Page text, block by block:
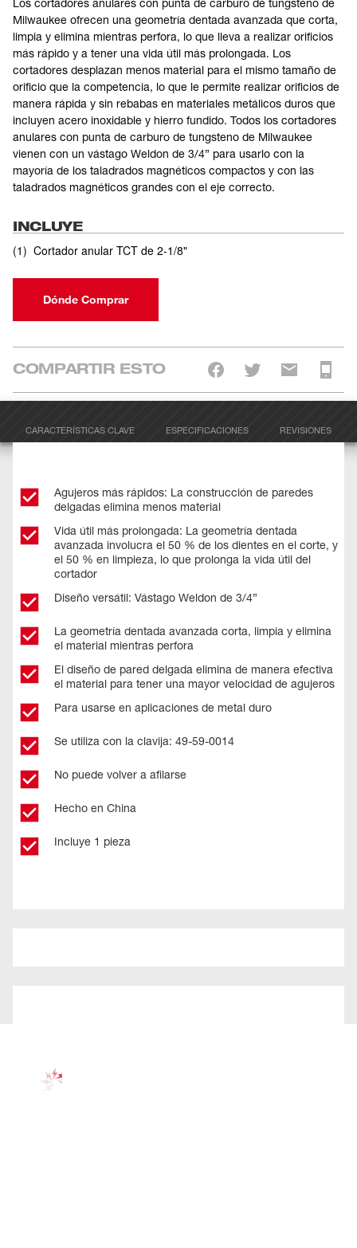
Los cortadores anulares con punta de carburo de tungsteno de
Milwaukee ofrecen una geometría dentada avanzada que corta,
limpia y elimina mientras perfora, lo que lleva a realizar orificios
más rápido y a tener una vida útil más prolongada. Los
cortadores desplazan menos material para el mismo tamaño de
orificio que la competencia, lo que le permite realizar orificios de
manera rápida y sin rebabas en materiales metálicos duros que
incluyen acero inoxidable y hierro fundido. Todos los cortadores
anulares con punta de carburo de tungsteno de Milwaukee
vienen con un vástago Weldon de 3/4” para usarlo con la
mayoría de los taladrados magnéticos compactos y con las
taladrados magnéticos grandes con el eje correcto.
INCLUYE
(1) Cortador anular TCT de 2-1/8"
Dónde Comprar
COMPARTIR ESTO
CARACTERÍSTICAS CLAVE ESPECIFICACIONES REVISIONES
Agujeros más rápidos: La construcción de paredes
delgadas elimina menos material
Vida útil más prolongada: La geometría dentada
avanzada involucra el 50 % de los dientes en el corte, y
el 50 % en limpieza, lo que prolonga la vida útil del
cortador
Diseño versátil: Vástago Weldon de 3/4”
La geometría dentada avanzada corta, limpia y elimina
el material mientras perfora
El diseño de pared delgada elimina de manera efectiva
el material para tener una mayor velocidad de agujeros
Para usarse en aplicaciones de metal duro
Se utiliza con la clavija: 49-59-0014
No puede volver a afilarse
Hecho en China
Incluye 1 pieza